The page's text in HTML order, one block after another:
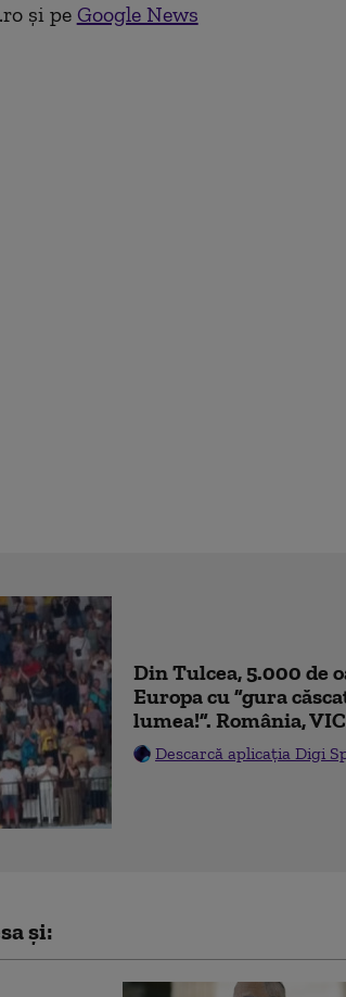
și pe Google News
Din Tulcea, 5.000 de
Europa cu ”gura
lumea!”. România,
Descarcă aplicația Digi
și: